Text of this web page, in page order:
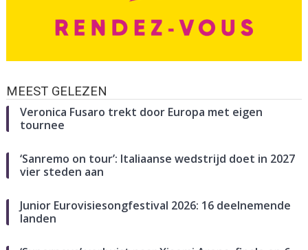
MEEST GELEZEN
Veronica Fusaro trekt door Europa met eigen
tournee
‘Sanremo on tour’: Italiaanse wedstrijd doet in 2027
vier steden aan
Junior Eurovisiesongfestival 2026: 16 deelnemende
landen